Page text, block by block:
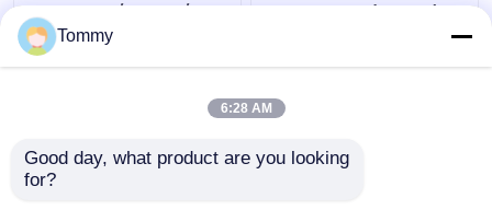
Εξαιρετική αντοχή
στις καιρικές
συνθήκες Τεχνητό
Πιστοποιημένα από
Tommy
6:28 AM
Good day, what product are you looking
for?